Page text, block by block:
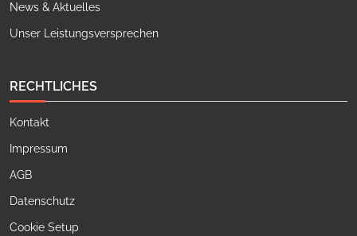
News & Aktuelles
Unser Leistungsversprechen
RECHTLICHES
Kontakt
Impressum
AGB
Datenschutz
Cookie Setup